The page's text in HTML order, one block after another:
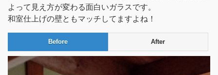
よって見え方が変わる面白いガラスです。
和室仕上げの壁ともマッチしてますよね！
Before After